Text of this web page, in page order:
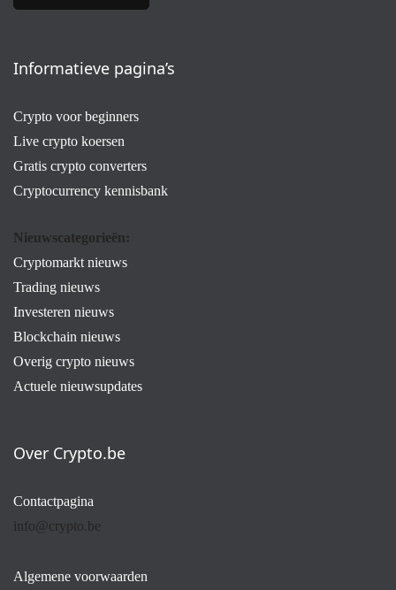
Informatieve pagina’s
Crypto voor beginners
Live crypto koersen
Gratis crypto converters
Cryptocurrency kennisbank
Nieuwscategorieën:
Cryptomarkt nieuws
Trading nieuws
Investeren nieuws
Blockchain nieuws
Overig crypto nieuws
Actuele nieuwsupdates
Over Crypto.be
Contactpagina
info@crypto.be
Algemene voorwaarden